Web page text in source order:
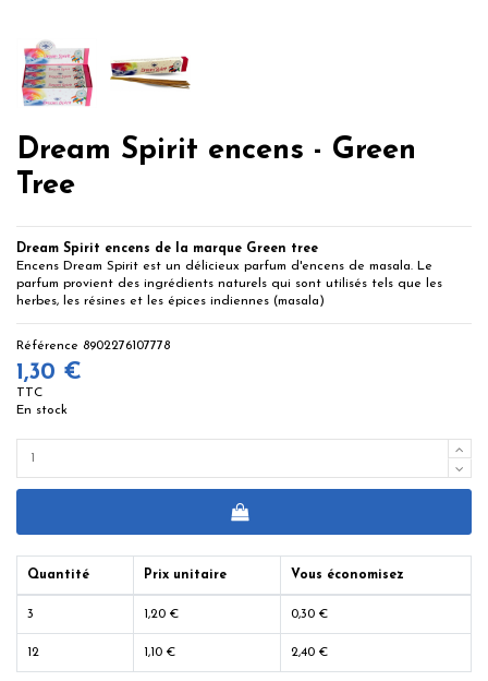
Dream Spirit encens - Green
Tree
Dream Spirit encens de la marque Green tree
Encens Dream Spirit est un délicieux parfum d'encens de masala. Le
parfum provient des ingrédients naturels qui sont utilisés tels que les
herbes, les résines et les épices indiennes (masala)
Référence 8902276107778
1,30 €
TTC
En stock
Quantité Prix unitaire Vous économisez
3 1,20 € 0,30 €
12 1,10 € 2,40 €